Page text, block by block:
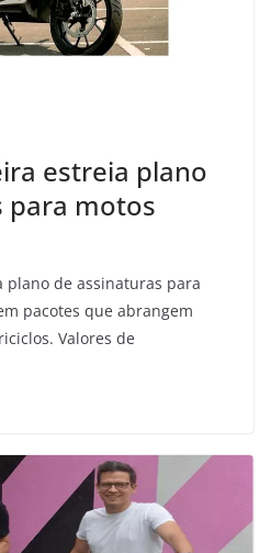
estreia plano
para motos
de assinaturas para
pacotes que abrangem
Valores de